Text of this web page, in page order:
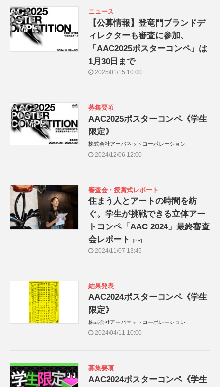
ニュース
【公募情報】登竜門ブランドデ
ィレクターも審査に参加、
「AAC2025ポスターコンペ」は
1月30日まで
2025/01/15 10:00
募集要項
AAC2025ポスターコンペ《学生
限定》
株式会社アーバネットコーポレーション
2024/12/06 12:00
審査会・授賞式レポート
住まう人とアートの時間を紡
ぐ。学生が挑戦できる立体アー
トコンペ「AAC 2024」最終審査
会レポート
[PR]
2024/11/07 13:45
結果発表
AAC2024ポスターコンペ《学生
限定》
株式会社アーバネットコーポレーション
2024/04/11 10:00
募集要項
AAC2024ポスターコンペ《学生